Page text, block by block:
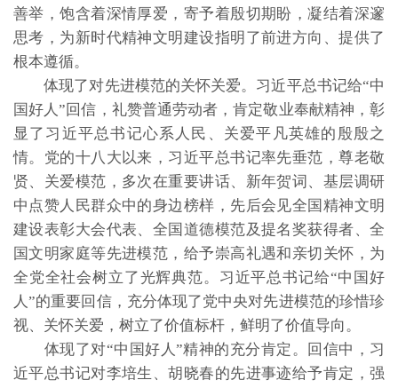
善举，饱含着深情厚爱，寄予着殷切期盼，凝结着深邃
思考，为新时代精神文明建设指明了前进方向、提供了
根本遵循。
体现了对先进模范的关怀关爱。习近平总书记给“中
国好人”回信，礼赞普通劳动者，肯定敬业奉献精神，彰
显了习近平总书记心系人民、关爱平凡英雄的殷殷之
情。党的十八大以来，习近平总书记率先垂范，尊老敬
贤、关爱模范，多次在重要讲话、新年贺词、基层调研
中点赞人民群众中的身边榜样，先后会见全国精神文明
建设表彰大会代表、全国道德模范及提名奖获得者、全
国文明家庭等先进模范，给予崇高礼遇和亲切关怀，为
全党全社会树立了光辉典范。习近平总书记给“中国好
人”的重要回信，充分体现了党中央对先进模范的珍惜珍
视、关怀关爱，树立了价值标杆，鲜明了价值导向。
体现了对“中国好人”精神的充分肯定。回信中，习
近平总书记对李培生、胡晓春的先进事迹给予肯定，强